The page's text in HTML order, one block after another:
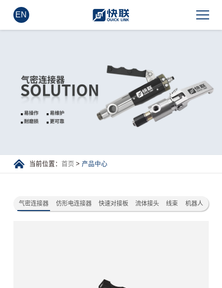
EN
当前位置：首页 > 产品中心
气密连接器 仿形电连接器 快速对接板 流体接头 线束 机器人